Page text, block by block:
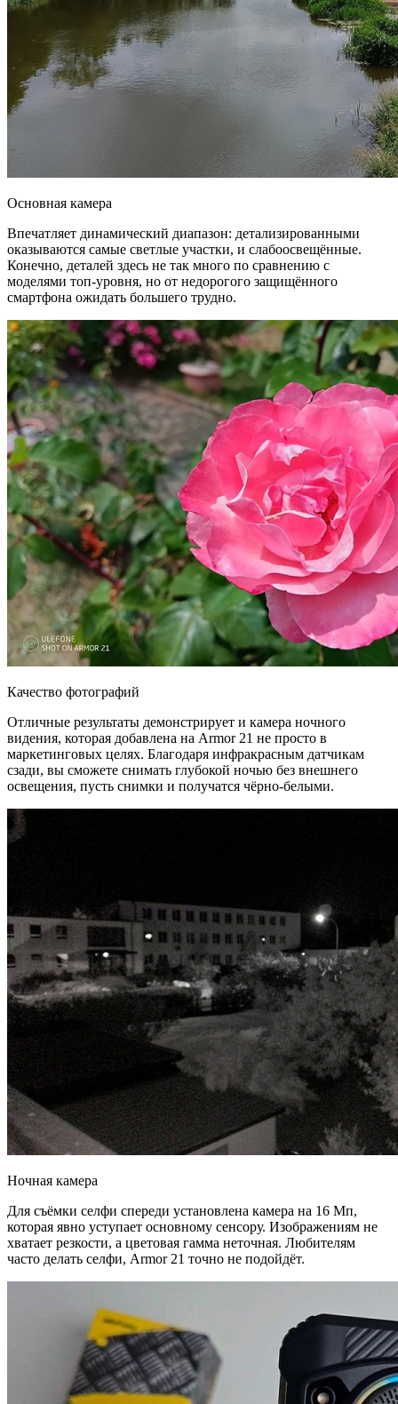
Основная камера
Впечатляет динамический диапазон: детализированными
оказываются самые светлые участки, и слабоосвещённые.
Конечно, деталей здесь не так много по сравнению с
моделями топ-уровня, но от недорогого защищённого
смартфона ожидать большего трудно.
Качество фотографий
Отличные результаты демонстрирует и камера ночного
видения, которая добавлена на Armor 21 не просто в
маркетинговых целях. Благодаря инфракрасным датчикам
сзади, вы сможете снимать глубокой ночью без внешнего
освещения, пусть снимки и получатся чёрно-белыми.
Ночная камера
Для съёмки селфи спереди установлена камера на 16 Мп,
которая явно уступает основному сенсору. Изображениям не
хватает резкости, а цветовая гамма неточная. Любителям
часто делать селфи, Armor 21 точно не подойдёт.